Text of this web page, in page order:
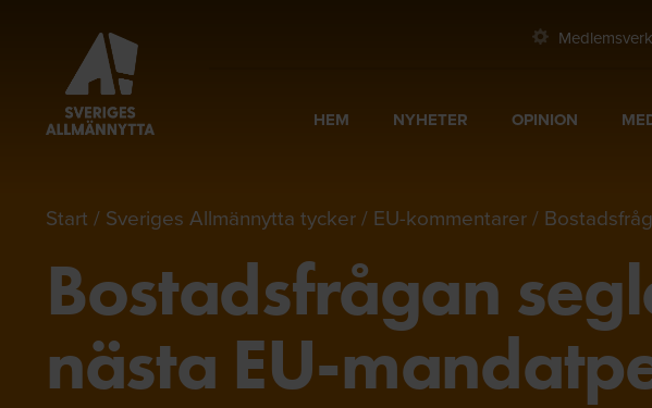
HEM NYHETER OPINION
Start Sveriges Allmännytta tycker EU-kommentarer
Bostadsfrågan
nästa EU-